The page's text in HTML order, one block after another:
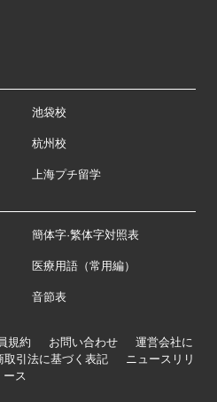
池袋校
杭州校
上海プチ留学
簡体字·繁体字対照表
医療用語（常用編）
音節表
規約 お問い合わせ
運営会社に
取引法に基づく表記
ニュースリリ
ース